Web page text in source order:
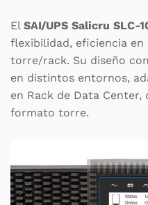
El SAI/UPS Salicru SLC-
flexibilidad, eficiencia
torre/rack. Su diseño
en distintos entornos,
en Rack de Data
formato torre.